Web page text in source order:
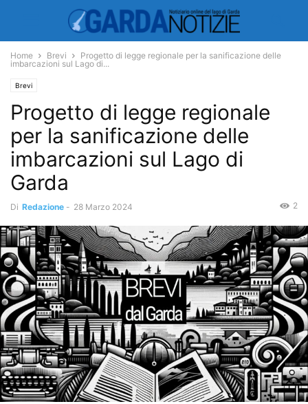
Home Brevi
Progetto di legge regionale per la sanificazione delle
imbarcazioni sul Lago di...
Brevi
Progetto di legge regionale
per la sanificazione delle
imbarcazioni sul Lago di
Garda
Di Redazione - 28 Marzo 2024 2